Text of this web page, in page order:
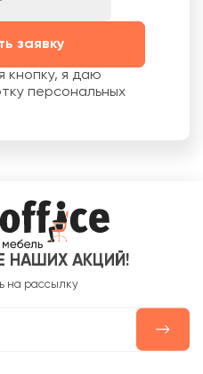
заявку
кнопку, я даю
персональных
НАШИХ АКЦИЙ!
на рассылку